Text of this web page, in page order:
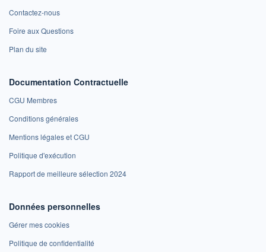
Contactez-nous
Foire aux Questions
Plan du site
Documentation Contractuelle
CGU Membres
Conditions générales
Mentions légales et CGU
Politique d'exécution
Rapport de meilleure sélection 2024
Données personnelles
Gérer mes cookies
Politique de confidentialité